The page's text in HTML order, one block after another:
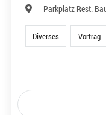
Parkplatz Rest.
Diverses Vortrag